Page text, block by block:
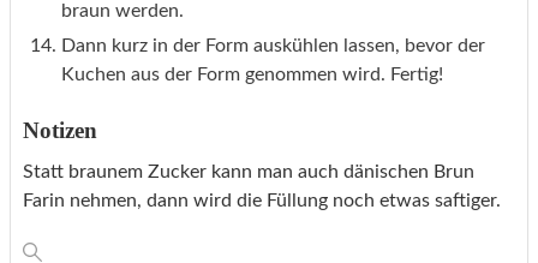
braun werden.
Dann kurz in der Form auskühlen lassen, bevor der
Kuchen aus der Form genommen wird. Fertig!
Notizen
Statt braunem Zucker kann man auch dänischen Brun
Farin nehmen, dann wird die Füllung noch etwas saftiger.